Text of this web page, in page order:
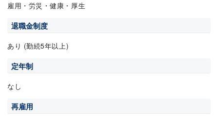
雇用・労災・健康・厚生
退職金制度
あり (勤続5年以上)
定年制
なし
再雇用